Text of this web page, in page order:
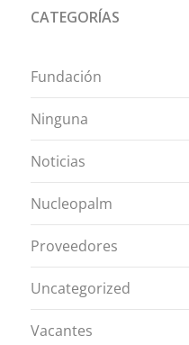
CATEGORÍAS
Fundación
Ninguna
Noticias
Nucleopalm
Proveedores
Uncategorized
Vacantes